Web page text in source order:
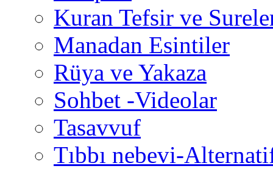
Kuran Tefsir ve
Manadan Esintiler
Rüya ve Yakaza
Sohbet -Videolar
Tasavvuf
Tıbbı nebevi-